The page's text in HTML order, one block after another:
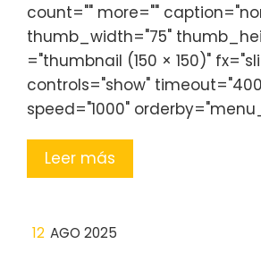
count="" more=""
thumb_width="75"
="thumbnail (150 × 150)"
controls="show"
speed="1000"
Leer más
12 AGO 2025